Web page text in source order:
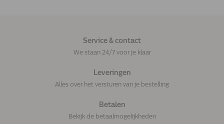
Service & contact
We staan 24/7 voor je klaar
Leveringen
Alles over het versturen van je bestelling
Betalen
Bekijk de betaalmogelijkheden